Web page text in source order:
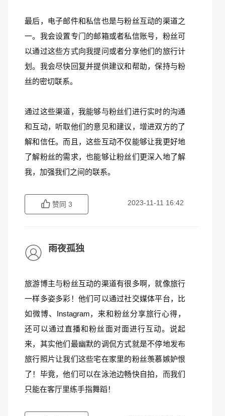
最后，电子邮件和私信也是与粉丝互动的渠道之
一。我会设置专门的邮箱或者私信账号，粉丝可
以通过这些方式向我提问或者分享他们的旅行计
划。我会尽快回复并提供建议和帮助，保持与粉
丝的密切联系。
通过这些渠道，我能够与粉丝们进行实时的沟通
和互动，听取他们的意见和建议，增进双方的了
解和信任。而且，这些互动不仅能够让我更好地
了解粉丝的需求，也能够让粉丝们更深入地了解
我，加强我们之间的联系。
赞同 3 2023-11-11 16:42
雨夜孤独
旅游博主与粉丝互动的渠道有很多啊，就像旅行
一样多姿多彩！他们可以通过社交媒体平台，比
如微博、Instagram，来和粉丝分享旅行心得，
还可以通过直播和粉丝面对面进行互动。说起
来，其实他们最幽默的调侃方式就是不停地发布
旅行照片让我们这些宅在家里的粉丝羡慕嫉妒恨
了！毕竟，他们可以在泳池边畅快自拍，而我们
只能在客厅里练手指舞蹈！